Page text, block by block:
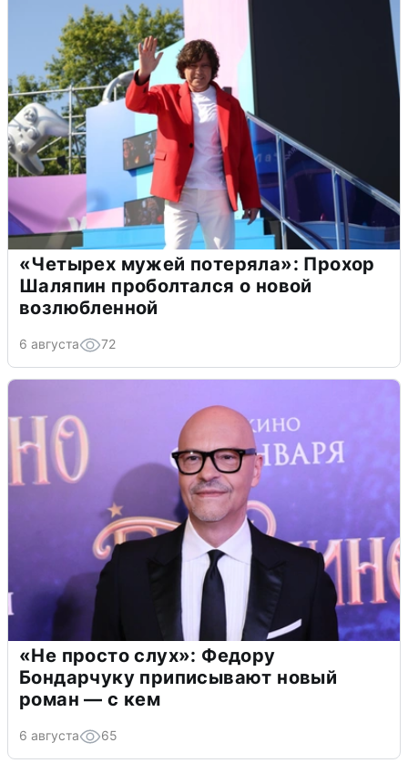
«Четырех мужей потеряла»: Прохор
Шаляпин проболтался о новой
возлюбленной
6 августа 72
«Не просто слух»: Федору
Бондарчуку приписывают новый
роман — с кем
6 августа 65